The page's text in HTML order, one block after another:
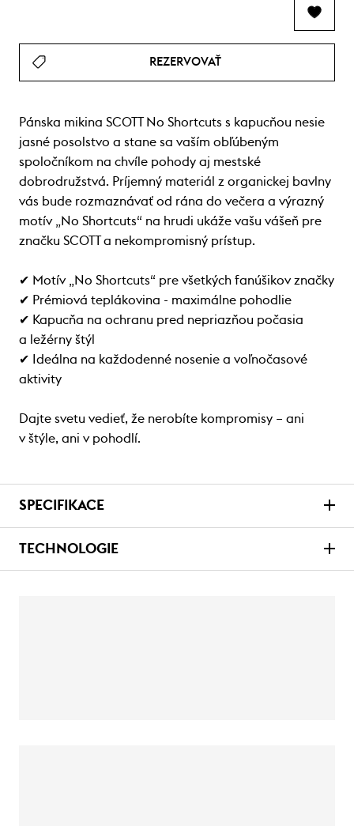
REZERVOVAŤ
Pánska mikina SCOTT No Shortcuts s kapucňou nesie
jasné posolstvo a stane sa vaším obľúbeným
spoločníkom na chvíle pohody aj mestské
dobrodružstvá. Príjemný materiál z organickej bavlny
vás bude rozmaznávať od rána do večera a výrazný
motív „No Shortcuts“ na hrudi ukáže vašu vášeň pre
značku SCOTT a nekompromisný prístup.
✔ Motív „No Shortcuts“ pre všetkých fanúšikov značky
✔ Prémiová teplákovina - maximálne pohodlie
✔ Kapucňa na ochranu pred nepriazňou počasia
a ležérny štýl
✔ Ideálna na každodenné nosenie a voľnočasové
aktivity
Dajte svetu vedieť, že nerobíte kompromisy – ani
v štýle, ani v pohodlí.
SPECIFIKACE
TECHNOLOGIE